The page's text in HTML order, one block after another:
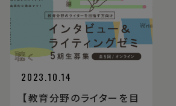
2023.10.14
【教育分野のライターを目